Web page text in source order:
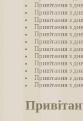
Привітання з
Привітання з
Привітання з
Привітання з
Привітання з
Привітання з
Привітання з
Привітання з
Привітання з
Привітання з
Привітання з
Привітання з